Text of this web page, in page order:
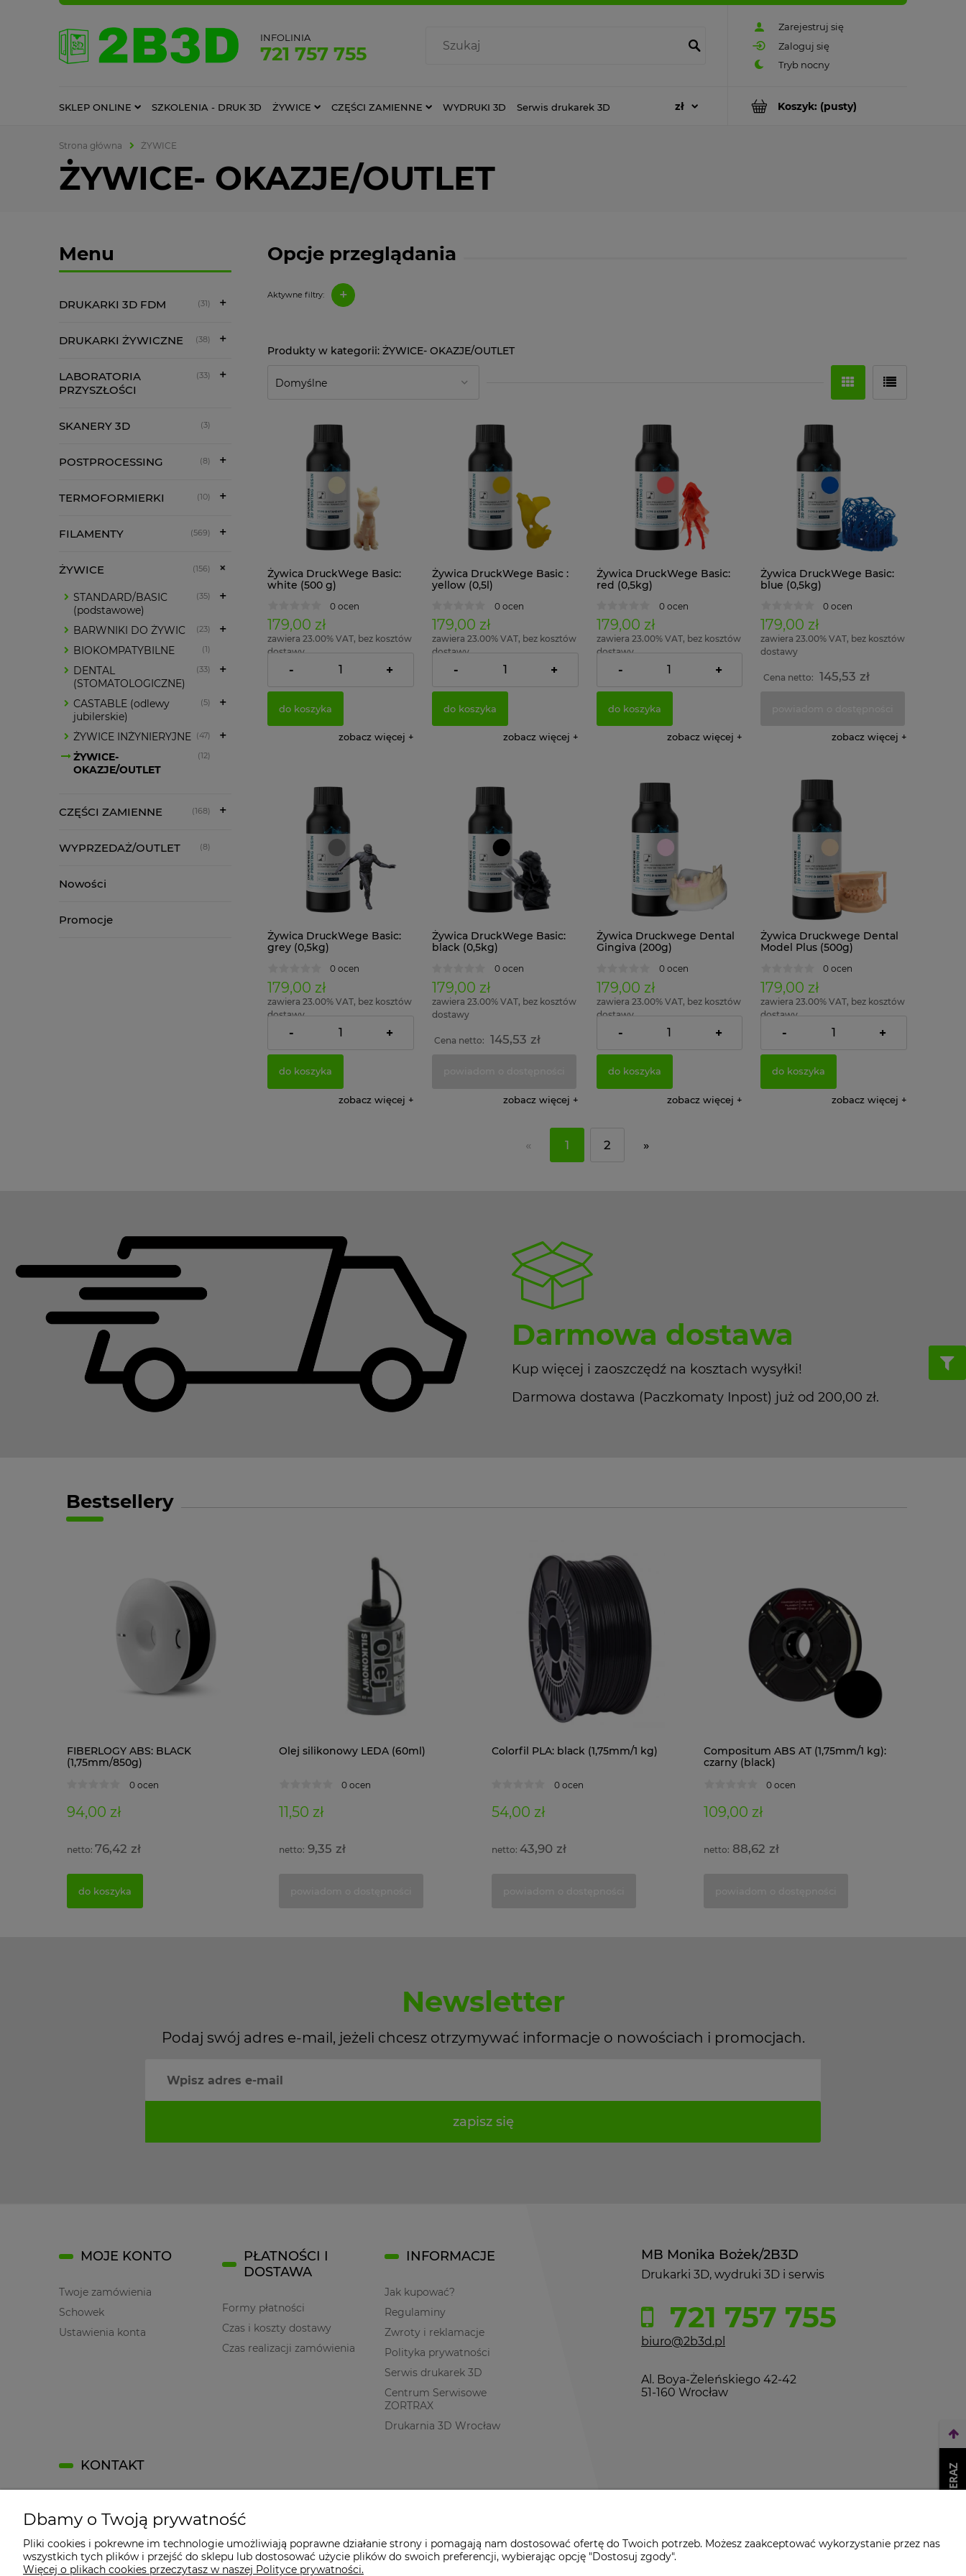
Zarejestruj się
Zaloguj się
INFOLINIA
721 757 755
Koszyk: (pusty)
SKLEP ONLINE SZKOLENIA - DRUK 3D ŻYWICE CZĘŚCI ZAMIENNE WYDRUKI 3D Serwis drukarek 3D
Strona główna ŻYWICE
ŻYWICE- OKAZJE/OUTLET
Menu
DRUKARKI 3D FDM (31)
DRUKARKI ŻYWICZNE (38)
LABORATORIA
PRZYSZŁOŚCI
(33)
SKANERY 3D (3)
POSTPROCESSING (8)
TERMOFORMIERKI (10)
FILAMENTY (569)
ŻYWICE (156)
STANDARD/BASIC
(podstawowe)
(35)
BARWNIKI DO ŻYWIC (23)
BIOKOMPATYBILNE (1)
DENTAL
(STOMATOLOGICZNE)
(33)
CASTABLE (odlewy
jubilerskie)
(5)
ŻYWICE INŻYNIERYJNE (47)
ŻYWICE-
OKAZJE/OUTLET
(12)
CZĘŚCI ZAMIENNE (168)
WYPRZEDAŻ/OUTLET (8)
Nowości
Promocje
Opcje przeglądania
Aktywne filtry: +
ŻYWICE- OKAZJE/OUTLET
Żywica DruckWege Basic:
white (500 g)
0 ocen
179,00 zł
zawiera 23.00% VAT, bez kosztów
dostawy
145,53 zł
- +
do koszyka
zobacz więcej
Żywica DruckWege Basic :
yellow (0,5l)
0 ocen
179,00 zł
zawiera 23.00% VAT, bez kosztów
dostawy
145,53 zł
- +
do koszyka
zobacz więcej
Żywica DruckWege Basic:
red (0,5kg)
0 ocen
179,00 zł
zawiera 23.00% VAT, bez kosztów
dostawy
145,53 zł
- +
do koszyka
zobacz więcej
Żywica DruckWege Basic:
blue (0,5kg)
0 ocen
179,00 zł
zawiera 23.00% VAT, bez kosztów
dostawy
Cena netto: 145,53 zł
zobacz więcej
Żywica DruckWege Basic:
grey (0,5kg)
0 ocen
179,00 zł
zawiera 23.00% VAT, bez kosztów
dostawy
145,53 zł
- +
do koszyka
zobacz więcej
Żywica DruckWege Basic:
black (0,5kg)
0 ocen
179,00 zł
zawiera 23.00% VAT, bez kosztów
dostawy
Cena netto: 145,53 zł
zobacz więcej
Żywica Druckwege Dental
Gingiva (200g)
0 ocen
179,00 zł
zawiera 23.00% VAT, bez kosztów
dostawy
145,53 zł
- +
do koszyka
zobacz więcej
Żywica Druckwege Dental
Model Plus (500g)
0 ocen
179,00 zł
zawiera 23.00% VAT, bez kosztów
dostawy
145,53 zł
- +
do koszyka
zobacz więcej
« 1 2 »
Darmowa dostawa
Kup więcej i zaoszczędź na kosztach wysyłki!
Darmowa dostawa (Paczkomaty Inpost) już od 200,00 zł.
Bestsellery
FIBERLOGY ABS: BLACK
(1,75mm/850g)
0 ocen
94,00 zł
76,42 zł
do koszyka
Olej silikonowy LEDA (60ml)
0 ocen
11,50 zł
9,35 zł
Colorfil PLA: black (1,75mm/1 kg)
0 ocen
54,00 zł
43,90 zł
Compositum ABS AT (1,75mm/1 kg):
czarny (black)
0 ocen
109,00 zł
88,62 zł
Newsletter
Podaj swój adres e-mail, jeżeli chcesz otrzymywać informacje o nowościach i promocjach.
zapisz się
MB Monika Bożek/2B3D
Drukarki 3D, wydruki 3D i serwis
721 757 755
biuro@2b3d.pl
Al. Boya-Żeleńskiego 42-42
51-160 Wrocław
MOJE KONTO
Twoje zamówienia
Schowek
Ustawienia konta
PŁATNOŚCI I
DOSTAWA
Formy płatności
Czas i koszty dostawy
Czas realizacji zamówienia
INFORMACJE
Jak kupować?
Regulaminy
Zwroty i reklamacje
Polityka prywatności
Serwis drukarek 3D
Centrum Serwisowe
ZORTRAX
Drukarnia 3D Wrocław
KONTAKT
Kontakt
Jak dojechać?
Dane firmy
WEŹ LEASING TERAZ
Dbamy o Twoją prywatność
Pliki cookies i pokrewne im technologie umożliwiają poprawne działanie strony i pomagają nam dostosować ofertę do Twoich potrzeb. Możesz zaakceptować wykorzystanie przez nas
wszystkich tych plików i przejść do sklepu lub dostosować użycie plików do swoich preferencji, wybierając opcję "Dostosuj zgody".
Więcej o plikach cookies przeczytasz w naszej Polityce prywatności.